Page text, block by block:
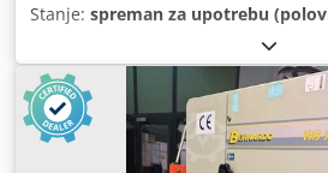
Stanje: spreman za upotrebu